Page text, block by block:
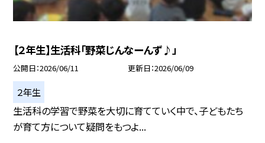
【２年生】生活科「野菜じんなーんず♪」
公開日 2026/06/11 更新日 2026/06/09
２年生
生活科の学習で野菜を大切に育てていく中で、子どもたち
が育て方について疑問をもつよ...